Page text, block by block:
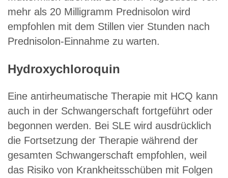
mehr als 20 Milligramm Prednisolon wird
empfohlen mit dem Stillen vier Stunden nach
Prednisolon-Einnahme zu warten.
Hydroxychloroquin
Eine antirheumatische Therapie mit HCQ kann
auch in der Schwangerschaft fortgeführt oder
begonnen werden. Bei SLE wird ausdrücklich
die Fortsetzung der Therapie während der
gesamten Schwangerschaft empfohlen, weil
das Risiko von Krankheitsschüben mit Folgen